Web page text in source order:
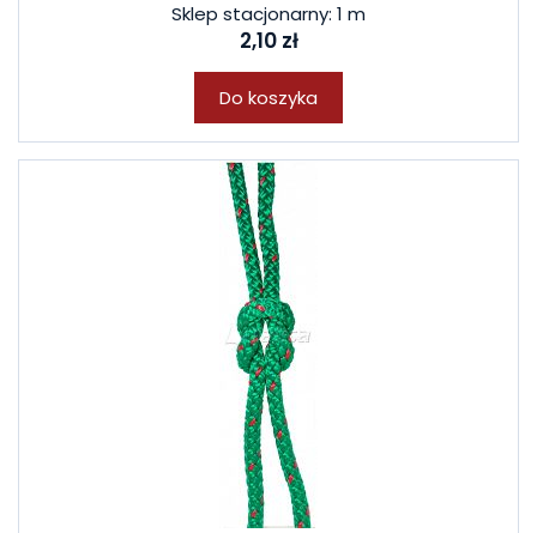
Sklep stacjonarny: 1 m
2,10 zł
Do koszyka